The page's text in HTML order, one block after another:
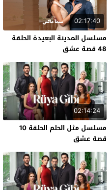
02:17:40
مسلسل المدينة البعيدة الحلقة
48 قصة عشق
02:14:24
مسلسل مثل الحلم الحلقة 10
قصة عشق